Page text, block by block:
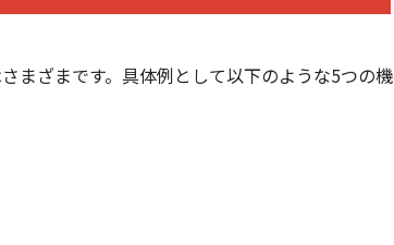
まざまです。具体例として以下のような5つの機